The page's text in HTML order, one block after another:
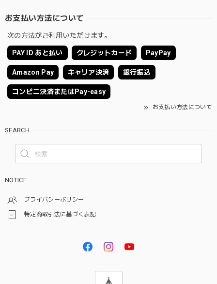
お支払い方法について
次の方法がご利用いただけます。
PAY ID あと払い クレジットカード PayPay
Amazon Pay キャリア決済 銀行振込
コンビニ決済またはPay-easy
お支払い方法について
SEARCH
NOTICE
プライバシーポリシー
特定商取引法に基づく表記